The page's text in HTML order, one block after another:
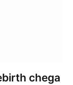
chega